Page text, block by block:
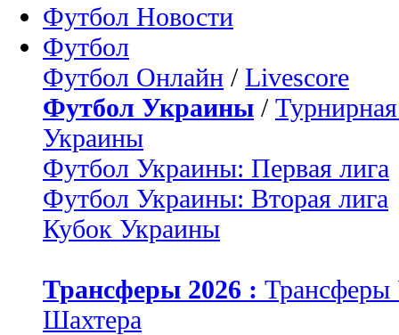
Футбол Новости
Футбол
Футбол Онлайн / Livescore
Футбол Украины /
Украины
Футбол Украины: Первая лига
Футбол Украины: Вторая лига
Кубок Украины
Трансферы 2026 :
Шахтера